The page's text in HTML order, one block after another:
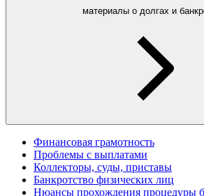
материалы о долгах и
Финансовая грамотность
Проблемы с выплатами
Коллекторы, суды, приставы
Банкротство физических лиц
Нюансы прохождения процедуры